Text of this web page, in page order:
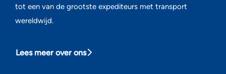
tot een van de grootste expediteurs met transport
wereldwijd.
Lees meer over ons